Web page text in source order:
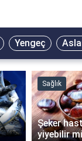
Yengeç
Sağlık
Şeker
yiyebilir